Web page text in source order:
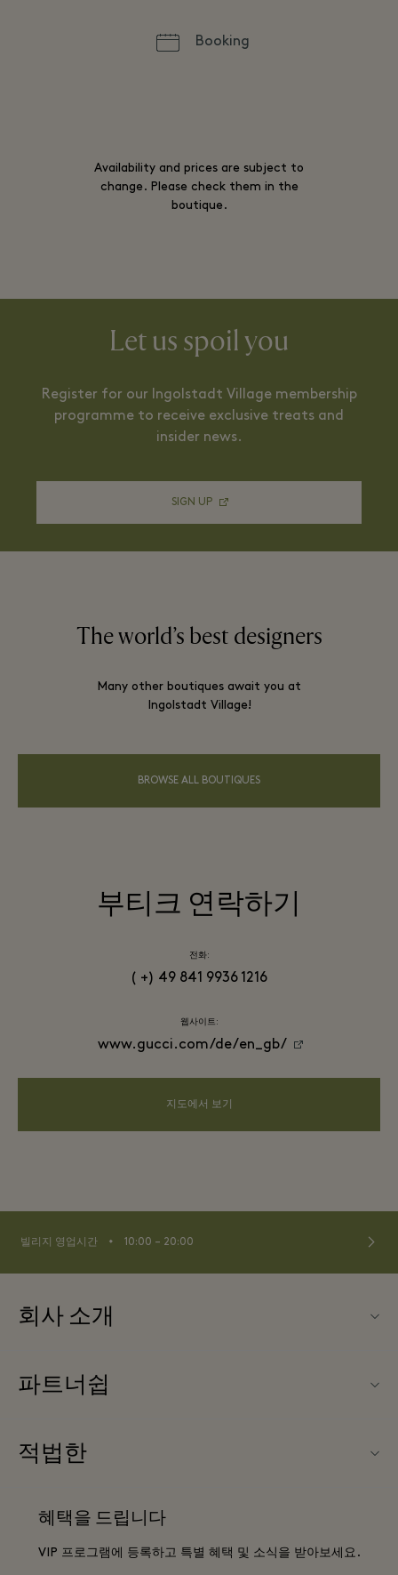
Booking
Availability and prices are subject to
change. Please check them in the
boutique.
Let us spoil you
Register for our Ingolstadt Village membership
programme to receive exclusive treats and
insider news.
SIGN UP
The world’s best designers
Many other boutiques await you at
Ingolstadt Village!
BROWSE ALL BOUTIQUES
부티크 연락하기
전화:
( +) 49 841 9936 1216
웹사이트:
www.gucci.com/de/en_gb/
지도에서 보기
빌리지 영업시간 ⬩ 10:00 – 20:00
회사 소개
연락처
커리어
앱 다운로드
파트너쉽
단체 예약
적법한
프리빌리지 약관
혜택을 드립니다
VIP 프로그램에 등록하고 특별 혜택 및 소식을 받아보세요.